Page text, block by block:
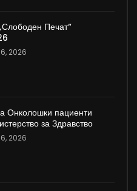
Печат“
2026
Онколошки пациенти
за Здравство
2026